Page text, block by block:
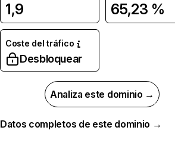
1,9 65,23 %
Coste del tráfico
Desbloquear
Analiza este dominio →
Datos completos de este dominio →